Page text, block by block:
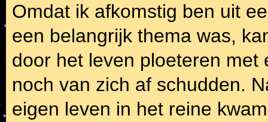
Omdat ik afkomstig ben uit
een belangrijk thema was,
door het leven ploeteren
noch van zich af schudden.
eigen leven in het reine